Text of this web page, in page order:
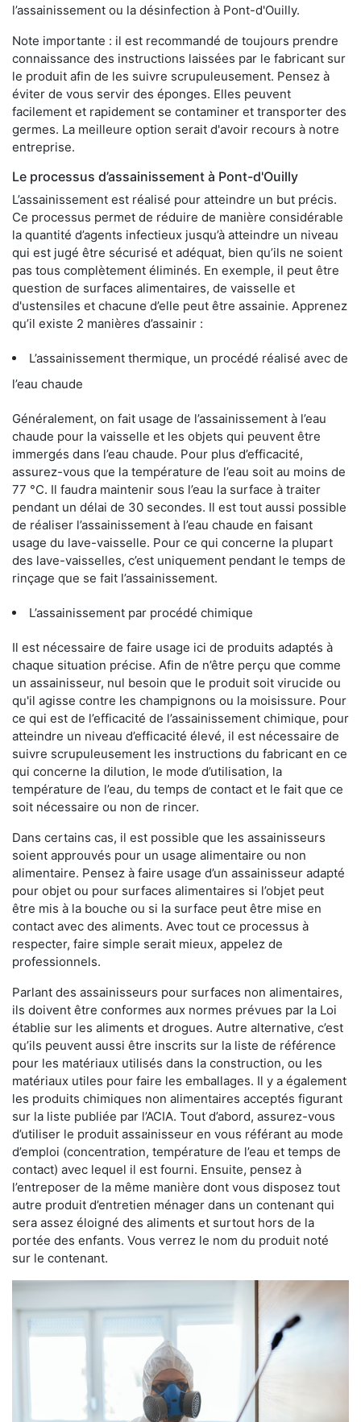
l’assainissement ou la désinfection à Pont-d'Ouilly.
Note importante : il est recommandé de toujours prendre
connaissance des instructions laissées par le fabricant sur
le produit afin de les suivre scrupuleusement. Pensez à
éviter de vous servir des éponges. Elles peuvent
facilement et rapidement se contaminer et transporter des
germes. La meilleure option serait d'avoir recours à notre
entreprise.
Le processus d’assainissement à Pont-d'Ouilly
L’assainissement est réalisé pour atteindre un but précis.
Ce processus permet de réduire de manière considérable
la quantité d’agents infectieux jusqu’à atteindre un niveau
qui est jugé être sécurisé et adéquat, bien qu’ils ne soient
pas tous complètement éliminés. En exemple, il peut être
question de surfaces alimentaires, de vaisselle et
d'ustensiles et chacune d’elle peut être assainie. Apprenez
qu’il existe 2 manières d’assainir :
L’assainissement thermique, un procédé réalisé avec de
l’eau chaude
Généralement, on fait usage de l’assainissement à l’eau
chaude pour la vaisselle et les objets qui peuvent être
immergés dans l’eau chaude. Pour plus d’efficacité,
assurez-vous que la température de l’eau soit au moins de
77 °C. Il faudra maintenir sous l’eau la surface à traiter
pendant un délai de 30 secondes. Il est tout aussi possible
de réaliser l’assainissement à l’eau chaude en faisant
usage du lave-vaisselle. Pour ce qui concerne la plupart
des lave-vaisselles, c’est uniquement pendant le temps de
rinçage que se fait l’assainissement.
L’assainissement par procédé chimique
Il est nécessaire de faire usage ici de produits adaptés à
chaque situation précise. Afin de n’être perçu que comme
un assainisseur, nul besoin que le produit soit virucide ou
qu'il agisse contre les champignons ou la moisissure. Pour
ce qui est de l’efficacité de l’assainissement chimique, pour
atteindre un niveau d’efficacité élevé, il est nécessaire de
suivre scrupuleusement les instructions du fabricant en ce
qui concerne la dilution, le mode d’utilisation, la
température de l’eau, du temps de contact et le fait que ce
soit nécessaire ou non de rincer.
Dans certains cas, il est possible que les assainisseurs
soient approuvés pour un usage alimentaire ou non
alimentaire. Pensez à faire usage d’un assainisseur adapté
pour objet ou pour surfaces alimentaires si l’objet peut
être mis à la bouche ou si la surface peut être mise en
contact avec des aliments. Avec tout ce processus à
respecter, faire simple serait mieux, appelez de
professionnels.
Parlant des assainisseurs pour surfaces non alimentaires,
ils doivent être conformes aux normes prévues par la Loi
établie sur les aliments et drogues. Autre alternative, c’est
qu’ils peuvent aussi être inscrits sur la liste de référence
pour les matériaux utilisés dans la construction, ou les
matériaux utiles pour faire les emballages. Il y a également
les produits chimiques non alimentaires acceptés figurant
sur la liste publiée par l’ACIA. Tout d’abord, assurez-vous
d’utiliser le produit assainisseur en vous référant au mode
d’emploi (concentration, température de l’eau et temps de
contact) avec lequel il est fourni. Ensuite, pensez à
l’entreposer de la même manière dont vous disposez tout
autre produit d’entretien ménager dans un contenant qui
sera assez éloigné des aliments et surtout hors de la
portée des enfants. Vous verrez le nom du produit noté
sur le contenant.